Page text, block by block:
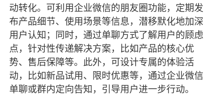
动转化。可利用企业微信的朋友圈功能，定期发
布产品细节、使用场景等信息，潜移默化地加深
用户认知；同时，通过单聊方式了解用户的顾虑
点，针对性传递解决方案，比如产品的核心优
势、售后保障等。此外，可设计专属的体验活
动，比如新品试用、限时优惠等，通过企业微信
单聊或群内定向告知，引导用户进一步行动。